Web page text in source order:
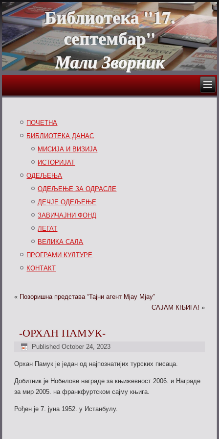
Библиотека "17.
септембар"
Мали Зворник
ПОЧЕТНА
БИБЛИОТЕКА ДАНАС
МИСИЈА И ВИЗИЈА
ИСТОРИЈАТ
ОДЕЉЕЊА
ОДЕЉЕЊЕ ЗА ОДРАСЛЕ
ДЕЧЈЕ ОДЕЉЕЊЕ
ЗАВИЧАЈНИ ФОНД
ЛЕГАТ
ВЕЛИКА САЛА
ПРОГРАМИ КУЛТУРЕ
КОНТАКТ
« Позоришна представа “Тајни агент Мјау Мјау”
САЈАМ КЊИГА! »
-ОРХАН ПАМУК-
Published October 24, 2023
Орхан Памук је један од најпознатијих турских писаца.
Добитник је Нобелове награде за књижевност 2006. и Награде
за мир 2005. на франкфуртском сајму књига.
Рођен је 7. јуна 1952. у Истанбулу.